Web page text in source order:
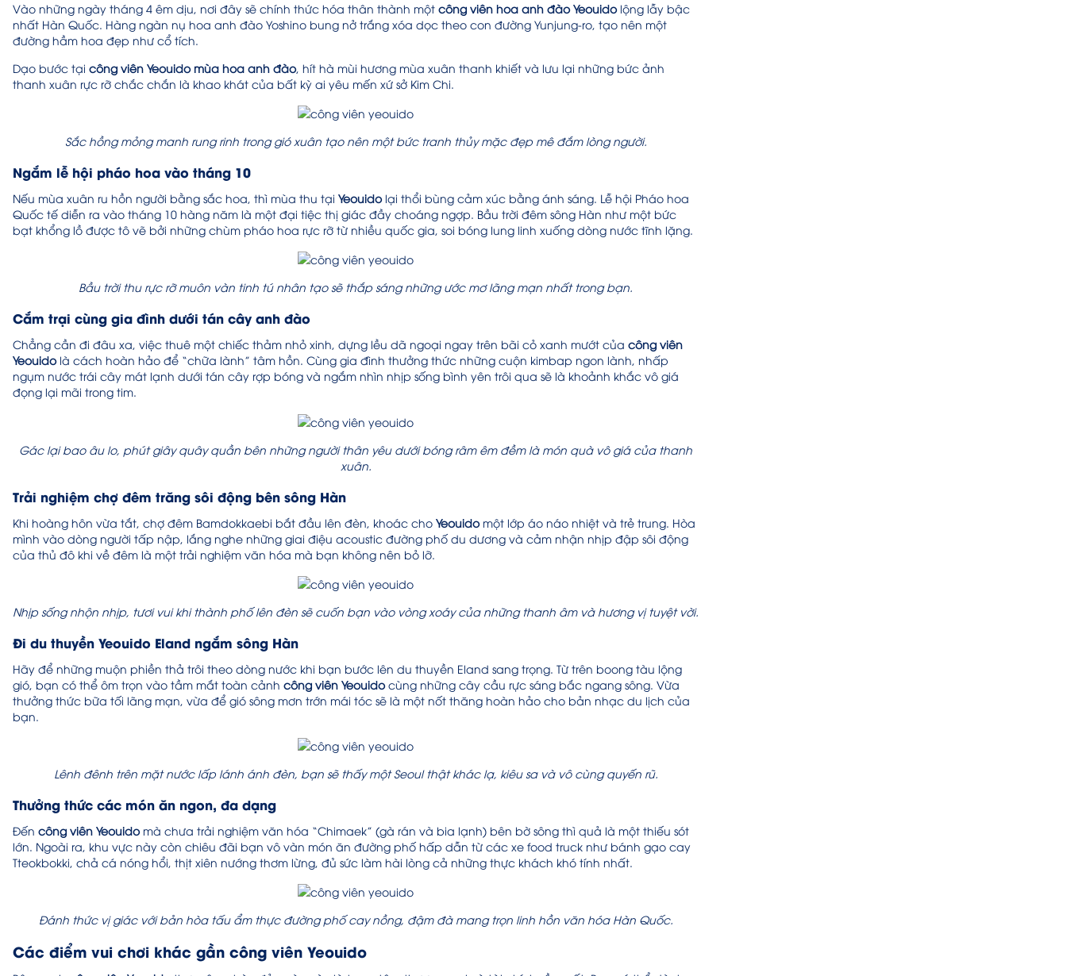
Vào những ngày tháng 4 êm dịu, nơi đây sẽ chính thức hóa thân thành một công viên hoa anh đào Yeouidolộng lẫy bậc
nhất Hàn Quốc. Hàng ngàn nụ hoa anh đào Yoshino bung nở trắng xóa dọc theo con đường Yunjung-ro, tạo nên một
đường hầm hoa đẹp như cổ tích.
Dạo bước tại công viên Yeouido mùa hoa anh đào, hít hà mùi hương mùa xuân thanh khiết và lưu lại những bức ảnh
thanh xuân rực rỡ chắc chắn là khao khát của bất kỳ ai yêu mến xứ sở Kim Chi.
Sắc hồng mỏng manh rung rinh trong gió xuân tạo nên một bức tranh thủy mặc đẹp mê đắm lòng người.
Ngắm lễ hội pháo hoa vào tháng 10
Nếu mùa xuân ru hồn người bằng sắc hoa, thì mùa thu tại Yeouidolại thổi bùng cảm xúc bằng ánh sáng. Lễ hội Pháo hoa
Quốc tế diễn ra vào tháng 10 hàng năm là một đại tiệc thị giác đầy choáng ngợp. Bầu trời đêm sông Hàn như một bức
bạt khổng lồ được tô vẽ bởi những chùm pháo hoa rực rỡ từ nhiều quốc gia, soi bóng lung linh xuống dòng nước tĩnh lặng.
Bầu trời thu rực rỡ muôn vàn tinh tú nhân tạo sẽ thắp sáng những ước mơ lãng mạn nhất trong bạn.
Cắm trại cùng gia đình dưới tán cây anh đào
Chẳng cần đi đâu xa, việc thuê một chiếc thảm nhỏ xinh, dựng lều dã ngoại ngay trên bãi cỏ xanh mướt của công viên
Yeouidolà cách hoàn hảo để “chữa lành” tâm hồn. Cùng gia đình thưởng thức những cuộn kimbap ngon lành, nhấp
ngụm nước trái cây mát lạnh dưới tán cây rợp bóng và ngắm nhìn nhịp sống bình yên trôi qua sẽ là khoảnh khắc vô giá
đọng lại mãi trong tim.
Gác lại bao âu lo, phút giây quây quần bên những người thân yêu dưới bóng râm êm đềm là món quà vô giá của thanh
xuân.
Trải nghiệm chợ đêm trăng sôi động bên sông Hàn
Khi hoàng hôn vừa tắt, chợ đêm Bamdokkaebi bắt đầu lên đèn, khoác cho Yeouidomột lớp áo náo nhiệt và trẻ trung. Hòa
mình vào dòng người tấp nập, lắng nghe những giai điệu acoustic đường phố du dương và cảm nhận nhịp đập sôi động
của thủ đô khi về đêm là một trải nghiệm văn hóa mà bạn không nên bỏ lỡ.
Nhịp sống nhộn nhịp, tươi vui khi thành phố lên đèn sẽ cuốn bạn vào vòng xoáy của những thanh âm và hương vị tuyệt vời.
Đi du thuyền Yeouido Eland ngắm sông Hàn
Hãy để những muộn phiền thả trôi theo dòng nước khi bạn bước lên du thuyền Eland sang trọng. Từ trên boong tàu lộng
gió, bạn có thể ôm trọn vào tầm mắt toàn cảnh công viên Yeouidocùng những cây cầu rực sáng bắc ngang sông. Vừa
thưởng thức bữa tối lãng mạn, vừa để gió sông mơn trớn mái tóc sẽ là một nốt thăng hoàn hảo cho bản nhạc du lịch của
bạn.
Lênh đênh trên mặt nước lấp lánh ánh đèn, bạn sẽ thấy một Seoul thật khác lạ, kiêu sa và vô cùng quyến rũ.
Thưởng thức các món ăn ngon, đa dạng
Đến công viên Yeouidomà chưa trải nghiệm văn hóa “Chimaek” (gà rán và bia lạnh) bên bờ sông thì quả là một thiếu sót
lớn. Ngoài ra, khu vực này còn chiêu đãi bạn vô vàn món ăn đường phố hấp dẫn từ các xe food truck như bánh gạo cay
Tteokbokki, chả cá nóng hổi, thịt xiên nướng thơm lừng, đủ sức làm hài lòng cả những thực khách khó tính nhất.
Đánh thức vị giác với bản hòa tấu ẩm thực đường phố cay nồng, đậm đà mang trọn linh hồn văn hóa Hàn Quốc.
Các điểm vui chơi khác gần công viên Yeouido